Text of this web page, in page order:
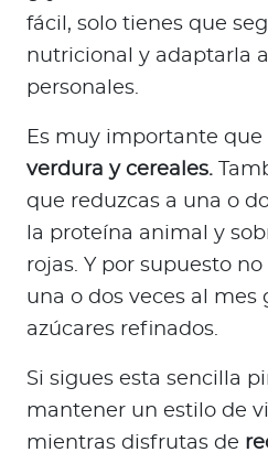
fácil, solo tienes que
nutricional y adaptarla
personales.
Es muy importante que
verdura y cereales.
que reduzcas a una o
la proteína animal y
rojas. Y por supuesto
una o dos veces al mes
azúcares refinados.
Si sigues esta sencilla
mantener un estilo de
mientras disfrutas de